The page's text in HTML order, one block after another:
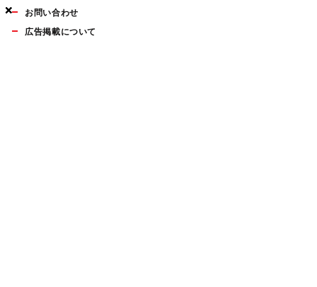
×
×
×
お問い合わせ
広告掲載について